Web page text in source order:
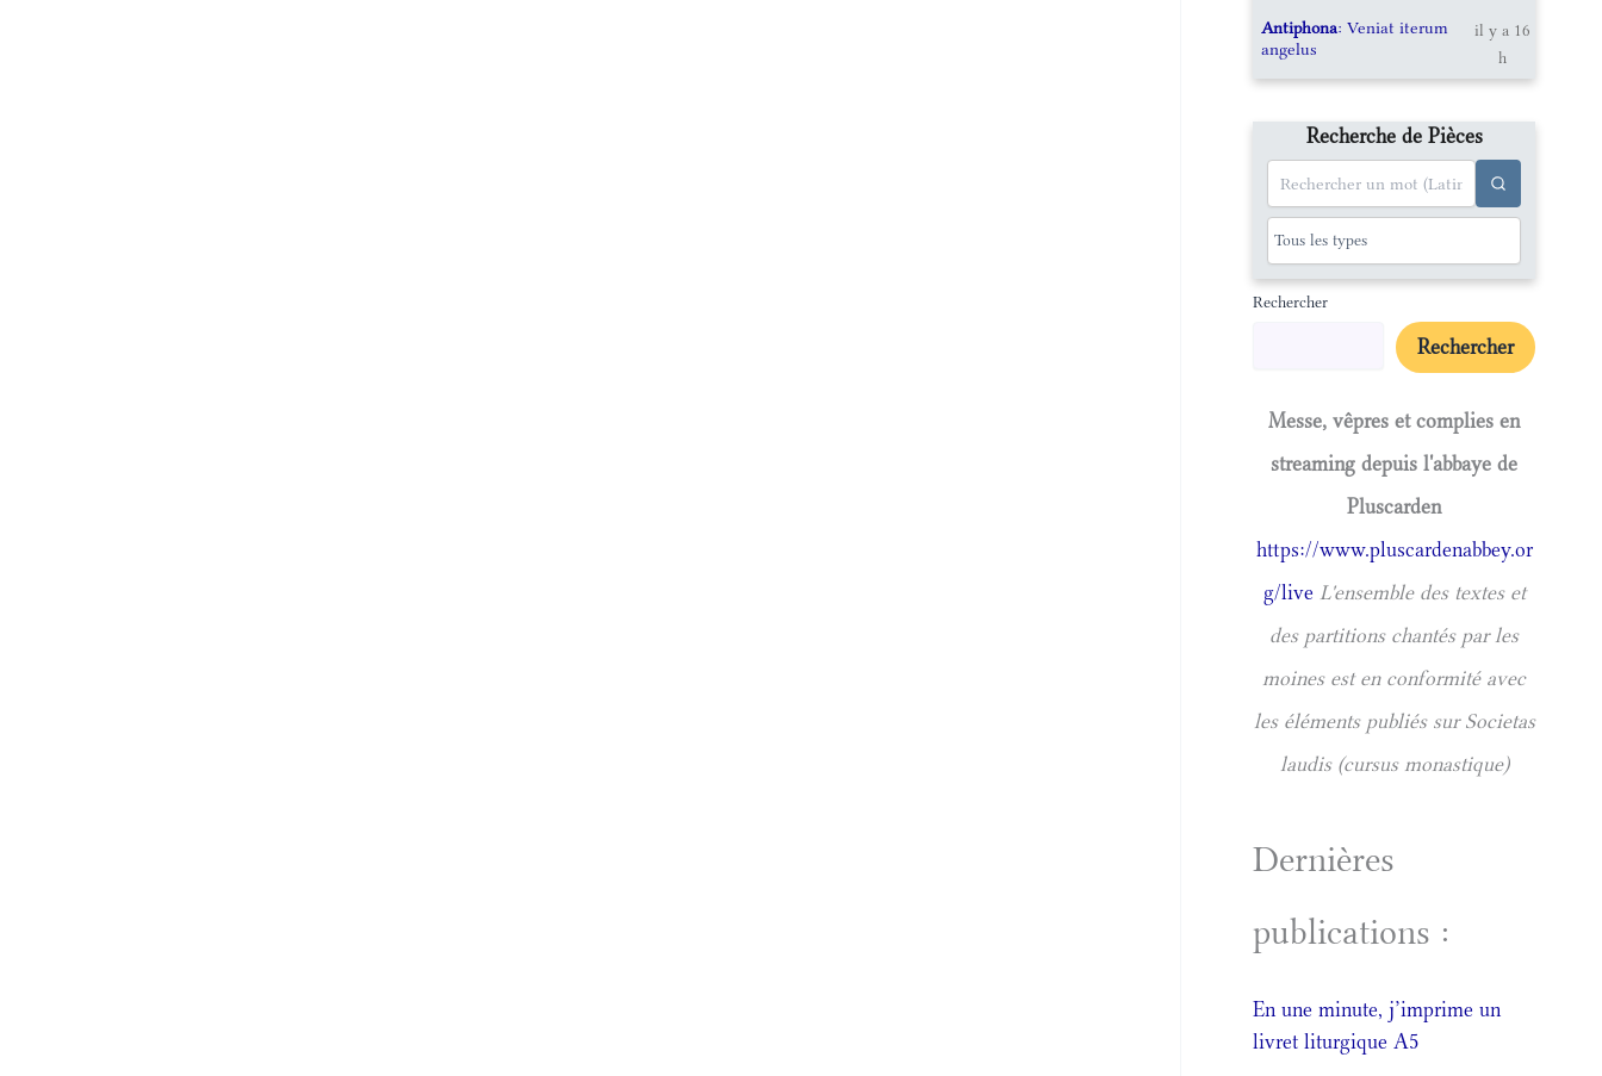
Antiphona: Veniat iterum
angelus
il y a 16
h
Recherche de Pièces
Rechercher
Rechercher
Messe, vêpres et complies en
streaming depuis l'abbaye de
Pluscarden
https://www.pluscardenabbey.or
g/live L'ensemble des textes et
des partitions chantés par les
moines est en conformité avec
les éléments publiés sur Societas
laudis (cursus monastique)
Dernières
publications :
En une minute, j’imprime un
livret liturgique A5